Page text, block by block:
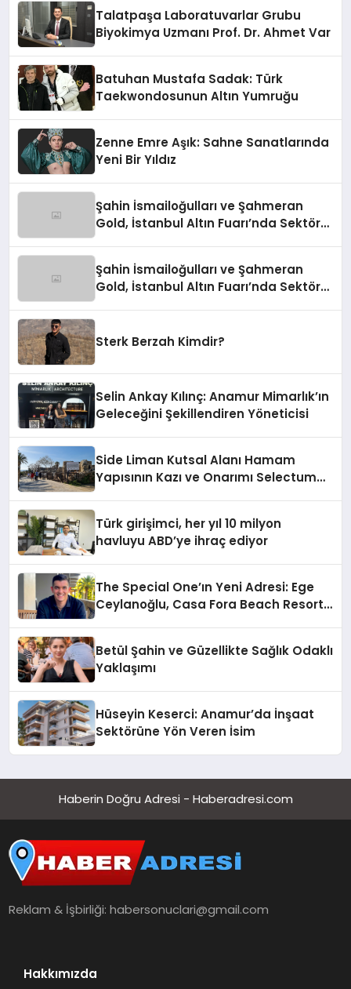
Talatpaşa Laboratuvarlar Grubu
Biyokimya Uzmanı Prof. Dr. Ahmet Var
Batuhan Mustafa Sadak: Türk
Taekwondosunun Altın Yumruğu
Zenne Emre Aşık: Sahne Sanatlarında
Yeni Bir Yıldız
Şahin İsmailoğulları ve Şahmeran
Gold, İstanbul Altın Fuarı’nda Sektöre
Şahin İsmailoğulları ve Şahmeran
Gold, İstanbul Altın Fuarı’nda Sektöre
Sterk Berzah Kimdir?
Selin Ankay Kılınç: Anamur Mimarlık’ın
Geleceğini Şekillendiren Yöneticisi
Side Liman Kutsal Alanı Hamam
Yapısının Kazı ve Onarımı Selectum
Türk girişimci, her yıl 10 milyon
havluyu ABD’ye ihraç ediyor
The Special One’ın Yeni Adresi: Ege
Ceylanoğlu, Casa Fora Beach Resort
Betül Şahin ve Güzellikte Sağlık Odaklı
Yaklaşımı
Hüseyin Keserci: Anamur’da İnşaat
Sektörüne Yön Veren İsim
Haberin Doğru Adresi - Haberadresi.com
Reklam & İşbirliği:habersonuclari@gmail.com
Hakkımızda